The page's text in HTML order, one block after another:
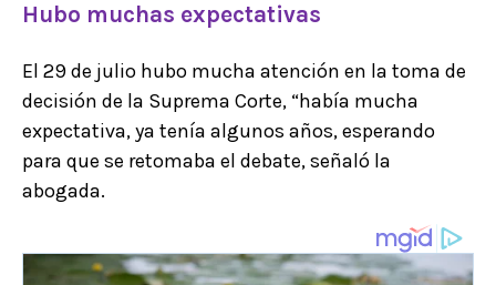
Hubo muchas expectativas
El 29 de julio hubo mucha atención en la toma de
decisión de la Suprema Corte, “había mucha
expectativa, ya tenía algunos años, esperando
para que se retomaba el debate, señaló la
abogada.